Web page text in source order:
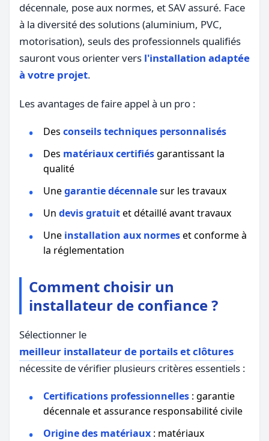
décennale, pose aux normes, et SAV assuré. Face
à la diversité des solutions (aluminium, PVC,
motorisation), seuls des professionnels qualifiés
sauront vous orienter vers l'installation adaptée
à votre projet.
Les avantages de faire appel à un pro :
Des conseils techniques personnalisés
Des matériaux certifiésgarantissant la
qualité
Unegarantie décennalesur les travaux
Un devis gratuitet détaillé avant travaux
Une installation aux normeset conforme à
la réglementation
Comment choisir un
installateur de confiance ?
Sélectionner le
meilleur installateur de portails et clôtures
nécessite de vérifier plusieurs critères essentiels :
Certifications professionnelles : garantie
décennale et assurance responsabilité civile
Origine des matériaux : matériaux